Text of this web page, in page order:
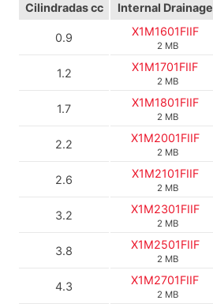
Cilindradas cc Internal Drainage
0.9 X1M1601FIIF
2 MB
1.2 X1M1701FIIF
2 MB
1.7 X1M1801FIIF
2 MB
2.2 X1M2001FIIF
2 MB
2.6 X1M2101FIIF
2 MB
3.2 X1M2301FIIF
2 MB
3.8 X1M2501FIIF
2 MB
4.3 X1M2701FIIF
2 MB